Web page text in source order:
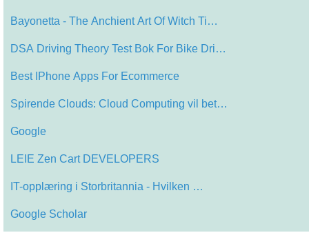
Bayonetta - The Anchient Art Of Witch Ti…
DSA Driving Theory Test Bok For Bike Dri…
Best IPhone Apps For Ecommerce
Spirende Clouds: Cloud Computing vil bet…
Google
LEIE Zen Cart DEVELOPERS
IT-opplæring i Storbritannia - Hvilken …
Google Scholar